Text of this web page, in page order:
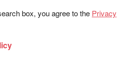
box, you agree to the Privacy